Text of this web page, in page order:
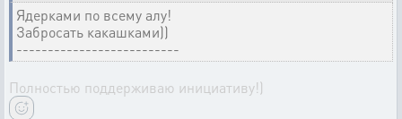
Ядерками по всему алу!
Забросать какашками))
--------------------------
Полностью поддерживаю инициативу!)